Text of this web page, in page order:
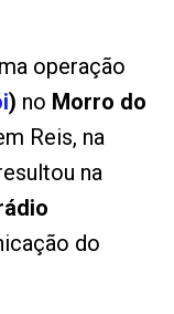
operação
) no Morro do
Reis, na
na
do